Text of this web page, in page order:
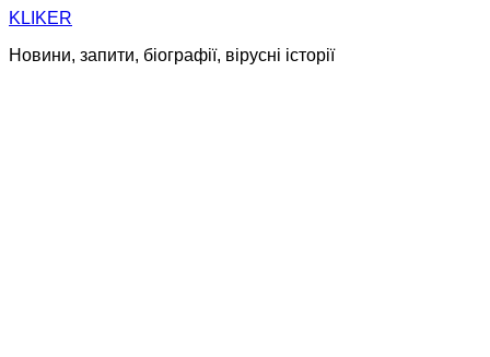
Skip
content
KLIKER
Новини, запити, біографії, вірусні історії